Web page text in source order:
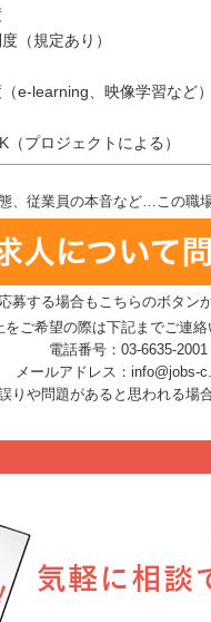
（規定あり）
e-learning、映像学習など）
（プロジェクトによる）
、従業員の本音など…この職
募する場合もこちらのボタン
ご希望の際は下記までご連絡
電話番号：03-6635-2001
メールアドレス：info@jobs-
りや問題があると思われる場